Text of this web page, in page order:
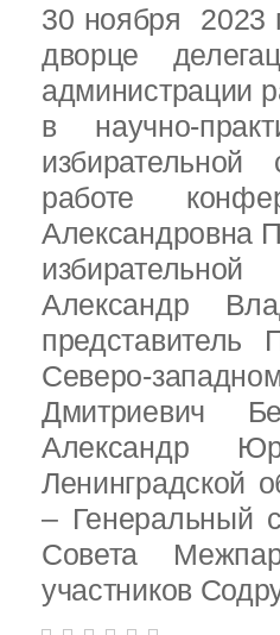
30 ноября 2023
дворце
администрации
в научно-
работе
Александровна
Александр
представитель
Северо-
Дмитриевич
Александр
Ленинградской
– Генеральный
Совета
участников